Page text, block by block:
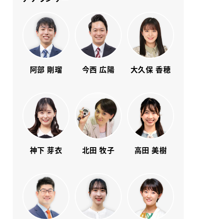
阿部 剛瑠 今西 広陽 大久保 香穂
神下 芽衣 北田 牧子 高田 美樹